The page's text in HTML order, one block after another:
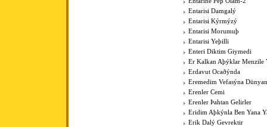
Entarisi Damgalý
Entarisi Kýrmýzý
Entarisi Morumuþ
Entarisi Yeþilli
Enteri Diktim Giymedi
Er Kalkan Aþýklar Menzile
Erdavut Ocaðýnda
Eremedim Vefasýna
Erenler Cemi
Erenler Þahtan Gelirler
Eridim Aþkýnla Ben Yana
Erik Dalý Gevrektir